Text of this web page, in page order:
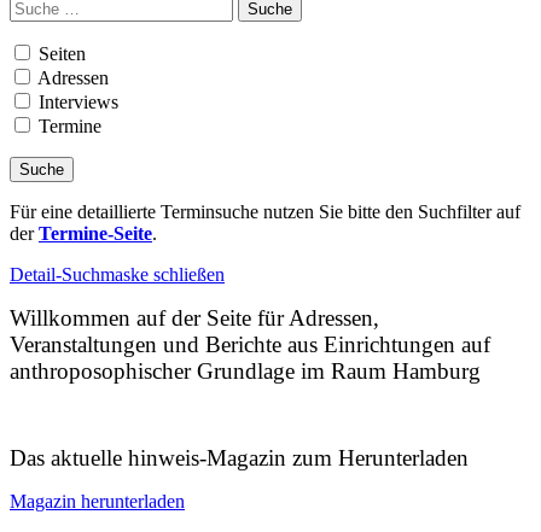
Suchen
nach:
Seiten
Adressen
Interviews
Termine
Für eine detaillierte Terminsuche nutzen Sie bitte den Suchfilter auf
derTermine-Seite.
Detail-Suchmaske schließen
Willkommen auf der Seite für Adressen,
Veranstaltungen und Berichte aus Einrichtungen auf
anthroposophischer Grundlage im Raum Hamburg
Das aktuelle hinweis-Magazin zum Herunterladen
Magazin herunterladen